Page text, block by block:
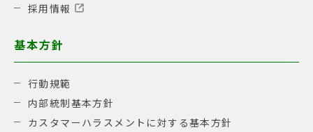
採用情報
基本方針
行動規範
内部統制基本方針
カスタマーハラスメントに対する基本方針